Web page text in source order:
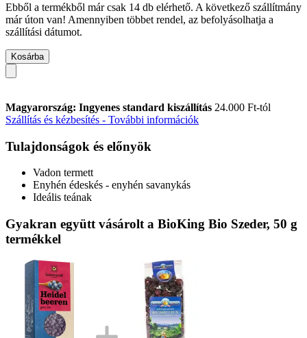
Ebből a termékből már csak 14 db elérhető. A következő szállítmány
már úton van! Amennyiben többet rendel, az befolyásolhatja a
szállítási dátumot.
Kosárba
Magyarország: Ingyenes standard kiszállítás 24.000 Ft-tól
Szállítás és kézbesítés - További információk
Tulajdonságok és előnyök
Vadon termett
Enyhén édeskés - enyhén savanykás
Ideális teának
Gyakran együtt vásárolt a BioKing Bio Szeder, 50 g
termékkel